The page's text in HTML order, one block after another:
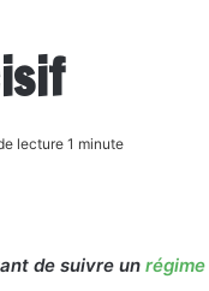
lecture 1 minute
de suivre un régime